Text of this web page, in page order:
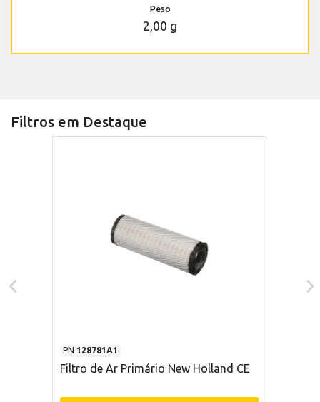
Peso
2,00 g
Filtros em Destaque
PN 128781A1
Filtro de Ar Primário New Holland CE